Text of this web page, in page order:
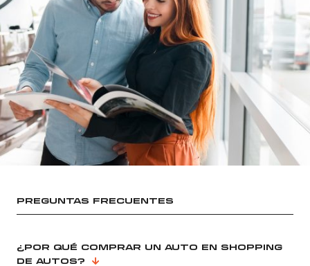
PREGUNTAS FRECUENTES
¿POR QUÉ COMPRAR UN AUTO EN SHOPPING
DE AUTOS?